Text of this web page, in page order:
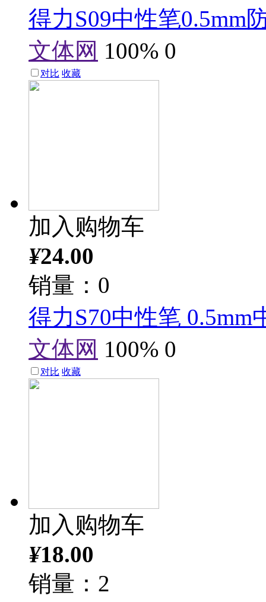
得力S09中性笔0.5mm
文体网 100% 0
对比 收藏
加入购物车
¥24.00
销量：0
得力S70中性笔
文体网 100% 0
对比 收藏
加入购物车
¥18.00
销量：2